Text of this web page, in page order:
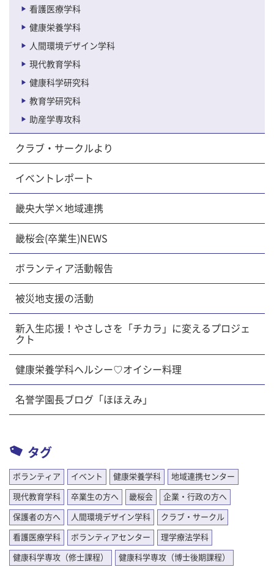
看護医療学科
健康栄養学科
人間環境デザイン学科
現代教育学科
健康科学研究科
教育学研究科
助産学専攻科
クラブ・サークルより
イベントレポート
畿央大学×地域連携
畿桜会(卒業生)NEWS
ボランティア活動報告
被災地支援の活動
新入生応援！やさしさを「チカラ」に変えるプロジェ
クト
健康栄養学科ヘルシー♡オイシー料理
名誉学園長ブログ「ほほえみ」
タグ
ボランティア イベント 健康栄養学科 地域連携センター
現代教育学科 卒業生の方へ 畿桜会 企業・行政の方へ
保護者の方へ 人間環境デザイン学科 クラブ・サークル
看護医療学科 ボランティアセンター 理学療法学科
健康科学専攻（修士課程） 健康科学専攻（博士後期課程）